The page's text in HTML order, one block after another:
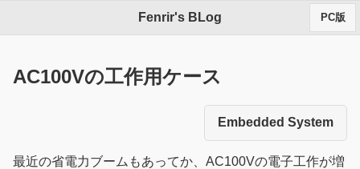
Fenrir's BLog PC版
AC100Vの工作用ケース
Embedded System
最近の省電力ブームもあってか、AC100Vの電子工作が増